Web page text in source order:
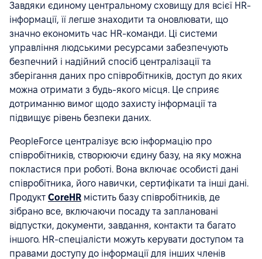
Завдяки єдиному центральному сховищу для всієї HR-
інформації, її легше знаходити та оновлювати, що
значно економить час HR-команди. Ці системи
управління людськими ресурсами забезпечують
безпечний і надійний спосіб централізації та
зберігання даних про співробітників, доступ до яких
можна отримати з будь-якого місця. Це сприяє
дотриманню вимог щодо захисту інформації та
підвищує рівень безпеки даних.
PeopleForce централізує всю інформацію про
співробітників, створюючи єдину базу, на яку можна
покластися при роботі. Вона включає особисті дані
співробітника, його навички, сертифікати та інші дані.
Продукт CoreHR містить базу співробітників, де
зібрано все, включаючи посаду та заплановані
відпустки, документи, завдання, контакти та багато
іншого. HR-спеціалісти можуть керувати доступом та
правами доступу до інформації для інших членів